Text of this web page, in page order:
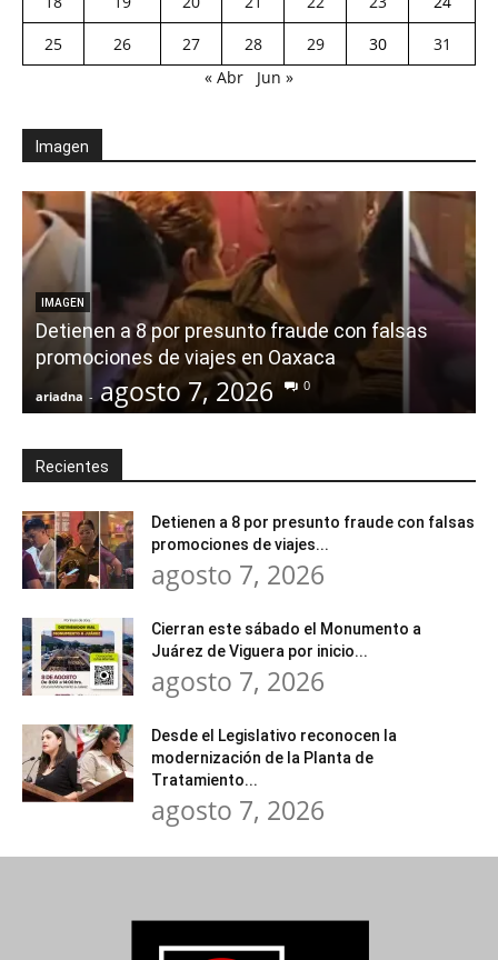
25
26 27 28 29 30
31
« Abr
Jun »
Imagen
IMAGEN
Detienen a 8 por presunto fraude con falsas
promociones de viajes en Oaxaca
ariadna - agosto 7, 2026 0
Recientes
Detienen a 8 por presunto fraude con falsas
promociones de viajes...
agosto 7, 2026
Cierran este sábado el Monumento a
Juárez de Viguera por inicio...
agosto 7, 2026
Desde el Legislativo reconocen la
modernización de la Planta de
Tratamiento...
agosto 7, 2026